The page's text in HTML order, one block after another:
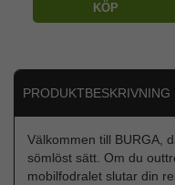
KÖP
PRODUKTBESKRIVNING
Välkommen till BURGA,
sömlöst sätt. Om du
mobilfodralet slutar din